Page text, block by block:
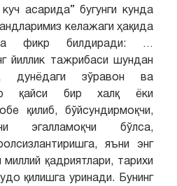
асарида” бугунги кунда
келажаги ҳақида
фикр билдиради: …
йиллик тажрибаси шундан
дунёдаги зўравон ва
қайси бир халқ ёки
қилиб, бўйсундирмоқчи,
эгалламоқчи бўлса,
яъни энг
қадриятлари, тарихи
қилишга уринади. Бунинг